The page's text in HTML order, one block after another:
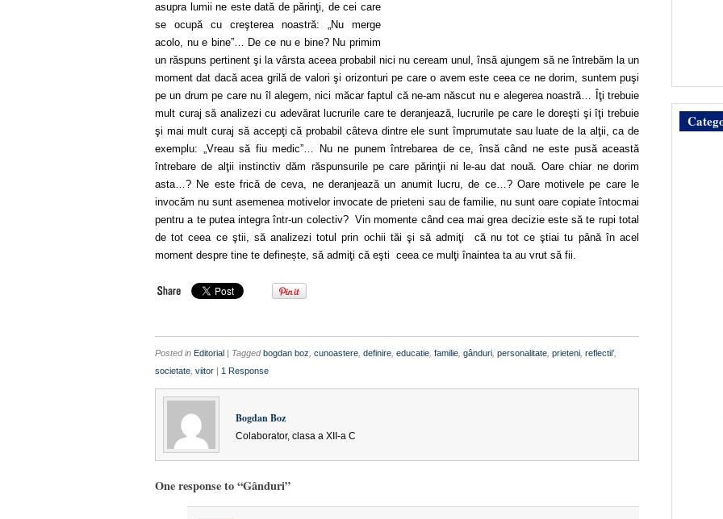
asupra lumii ne este dată de părinţi, de cei care
se ocupă cu creşterea noastră: „Nu merge
acolo, nu e bine”… De ce nu e bine? Nu primim
un răspuns pertinent şi la vârsta aceea probabil nici nu ceream unul, însă ajungem să ne întrebăm la un
moment dat dacă acea grilă de valori şi orizonturi pe care o avem este ceea ce ne dorim, suntem puşi
pe un drum pe care nu îl alegem, nici măcar faptul că ne-am născut nu e alegerea noastră… Îţi trebuie
mult curaj să analizezi cu adevărat lucrurile care te deranjează, lucrurile pe care le doreşti şi îţi trebuie
şi mai mult curaj să accepţi că probabil câteva dintre ele sunt împrumutate sau luate de la alţii, ca de
exemplu: „Vreau să fiu medic”… Nu ne punem întrebarea de ce, însă când ne este pusă această
întrebare de alţii instinctiv dăm răspunsurile pe care părinţii ni le-au dat nouă. Oare chiar ne dorim
asta…? Ne este frică de ceva, ne deranjează un anumit lucru, de ce…? Oare motivele pe care le
invocăm nu sunt asemenea motivelor invocate de prieteni sau de familie, nu sunt oare copiate întocmai
pentru a te putea integra într-un colectiv? Vin momente când cea mai grea decizie este să te rupi total
de tot ceea ce ştii, să analizezi totul prin ochii tăi şi să admiţi că nu tot ce ştiai tu până în acel
moment despre tine te definește, să admiţi că eşti ceea ce mulţi înaintea ta au vrut să fii.
Posted in Editorial | Taggedbogdan boz cunoastere definire educatie familie gânduri personalitate prieteni reflectii'
societate viitor | 1 Response
Bogdan Boz
Colaborator, clasa a XII-a C
One response to “Gânduri”